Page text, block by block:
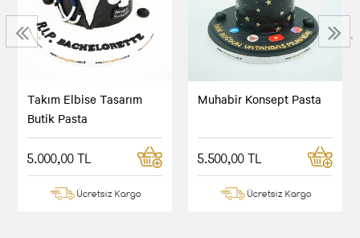
Takım Elbise Tasarım
Butik Pasta
5.000,00 TL
Ücretsiz Kargo
Muhabir Konsept Pasta
5.500,00 TL
Ücretsiz Kargo
‹ ›